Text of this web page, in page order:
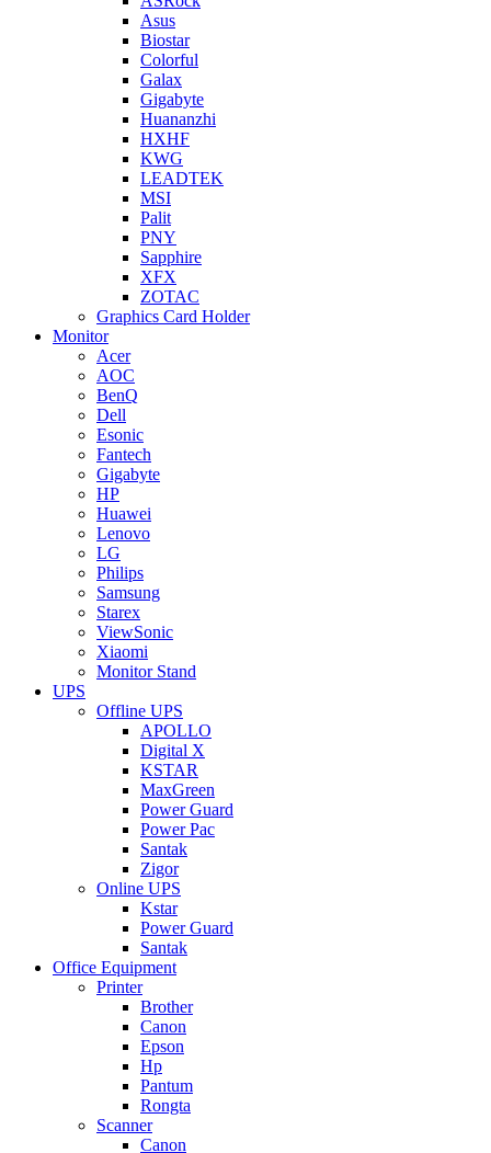
Asus
Biostar
Colorful
Galax
Gigabyte
Huananzhi
HXHF
KWG
LEADTEK
MSI
Palit
PNY
Sapphire
XFX
ZOTAC
Graphics Card Holder
Monitor
Acer
AOC
BenQ
Dell
Esonic
Fantech
Gigabyte
HP
Huawei
Lenovo
LG
Philips
Samsung
Starex
ViewSonic
Xiaomi
Monitor Stand
UPS
Offline UPS
APOLLO
Digital X
KSTAR
MaxGreen
Power Guard
Power Pac
Santak
Zigor
Online UPS
Kstar
Power Guard
Santak
Office Equipment
Printer
Brother
Canon
Epson
Hp
Pantum
Rongta
Scanner
Canon